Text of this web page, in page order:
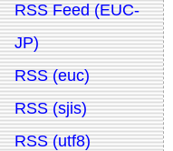
RSS Feed (EUC-
JP)
RSS (euc)
RSS (sjis)
RSS (utf8)